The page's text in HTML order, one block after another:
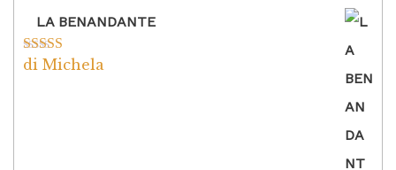
LA BENANDANTE
Valutato5su
di Michela